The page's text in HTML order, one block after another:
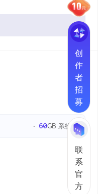
60GB 系统盘
创
作
者
招
募
联
系
官
方